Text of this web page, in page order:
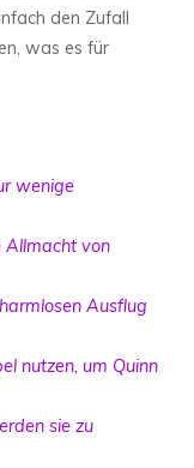
den Zufall
was es für
wenige
Allmacht von
Ausflug
nutzen, um Quinn
sie zu